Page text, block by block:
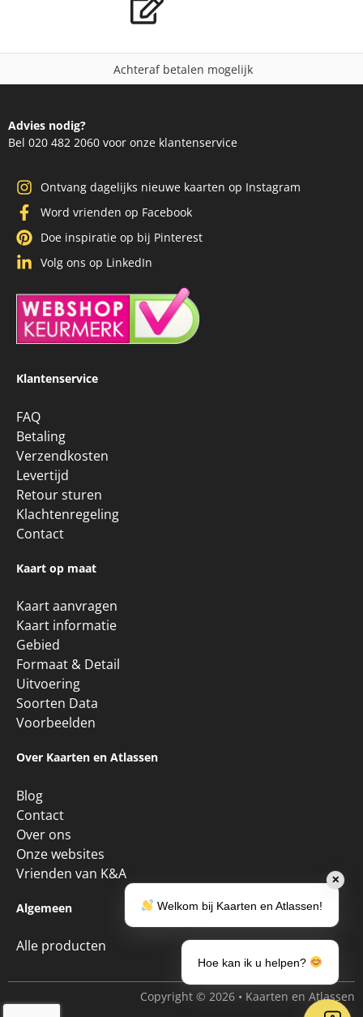
Achteraf betalen mogelijk
Advies nodig?
Bel 020 482 2060 voor onze klantenservice
Ontvang dagelijks nieuwe kaarten op Instagram
Word vrienden op Facebook
Doe inspiratie op bij Pinterest
Volg ons op LinkedIn
Klantenservice
FAQ
Betaling
Verzendkosten
Levertijd
Retour sturen
Klachtenregeling
Contact
Kaart op maat
Kaart aanvragen
Kaart informatie
Gebied
Formaat & Detail
Uitvoering
Soorten Data
Voorbeelden
Over Kaarten en Atlassen
Blog
Contact
Over ons
Onze websites
Vrienden van K&A
Algemeen
Alle producten
Copyright © 2026 • Kaarten en Atlassen
✕
Welkom bij Kaarten en Atlassen!
Hoe kan ik u helpen?